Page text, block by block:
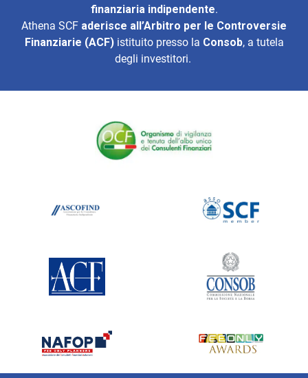
finanziaria indipendente.
Athena SCF aderisce all’Arbitro per le Controversie
Finanziarie (ACF)istituito presso la Consob, a tutela
degli investitori.